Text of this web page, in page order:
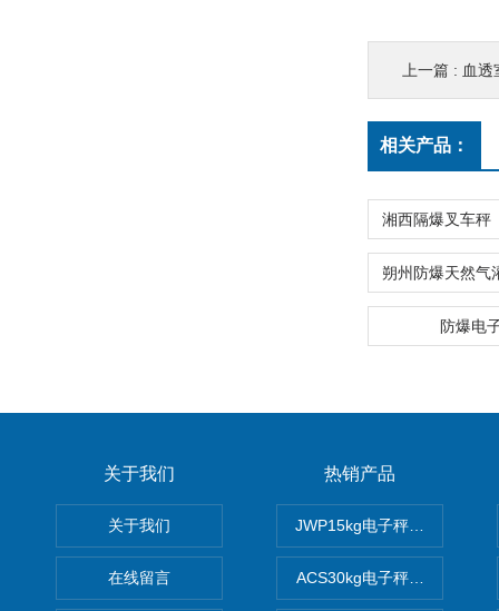
上一篇 : 血透
相关产品：
防爆电
关于我们
关于我们
在线留言
热销产品
JWP15kg电子秤价格,15公
ACS30kg电子秤价格,30公